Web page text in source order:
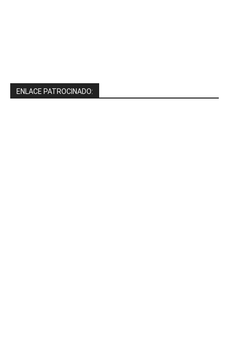
ENLACE PATROCINADO: